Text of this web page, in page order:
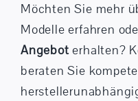
Möchten Sie mehr
Modelle erfahren
Angeboterhalten?
beraten Sie